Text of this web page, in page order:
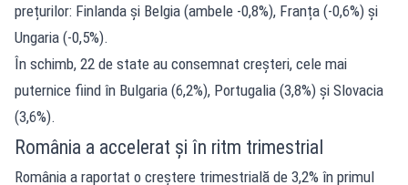
prețurilor: Finlanda și Belgia (ambele -0,8%), Franța (-0,6%) și
Ungaria (-0,5%).
În schimb, 22 de state au consemnat creșteri, cele mai
puternice fiind în Bulgaria (6,2%), Portugalia (3,8%) și Slovacia
(3,6%).
România a accelerat și în ritm trimestrial
România a raportat o creștere trimestrială de 3,2% în primul